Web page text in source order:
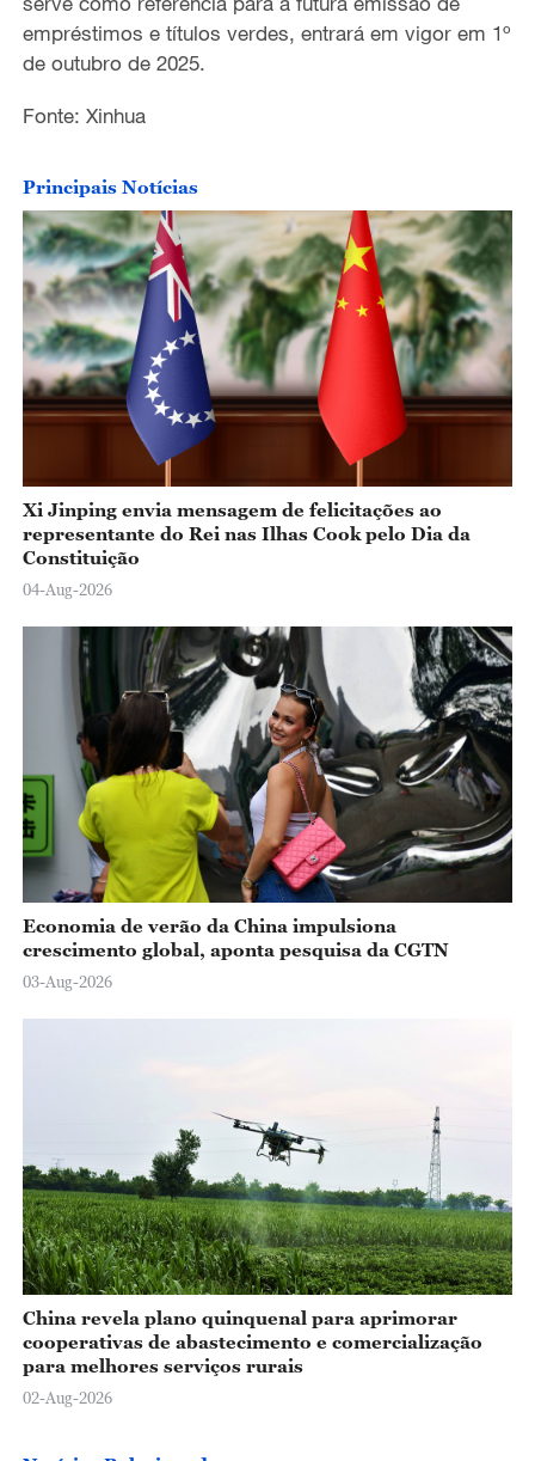
empréstimos e títulos verdes, entrará em vigor em 1º
de outubro de 2025.
Fonte: Xinhua
Principais Notícias
Xi Jinping envia mensagem de felicitações ao
representante do Rei nas Ilhas Cook pelo Dia da
Constituição
04-Aug-2026
Economia de verão da China impulsiona
crescimento global, aponta pesquisa da CGTN
03-Aug-2026
China revela plano quinquenal para aprimorar
cooperativas de abastecimento e comercialização
para melhores serviços rurais
02-Aug-2026